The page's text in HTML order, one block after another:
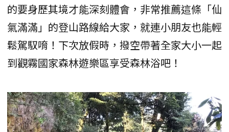
的要身歷其境才能深刻體會，非常推薦這條「仙
氣滿滿」的登山路線給大家，就連小朋友也能輕
鬆駕馭唷！下次放假時，撥空帶著全家大小一起
到觀霧國家森林遊樂區享受森林浴吧！